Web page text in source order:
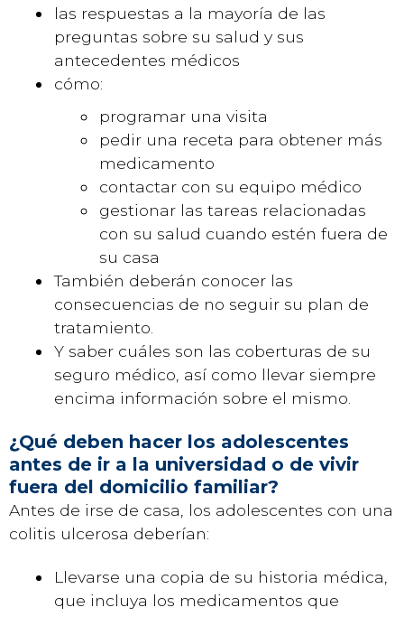
las respuestas a la mayoría de las
preguntas sobre su salud y sus
antecedentes médicos
cómo:
programar una visita
pedir una receta para obtener más
medicamento
contactar con su equipo médico
gestionar las tareas relacionadas
con su salud cuando estén fuera de
su casa
También deberán conocer las
consecuencias de no seguir su plan de
tratamiento.
Y saber cuáles son las coberturas de su
seguro médico, así como llevar siempre
encima información sobre el mismo.
¿Qué deben hacer los adolescentes
antes de ir a la universidad o de vivir
fuera del domicilio familiar?
Antes de irse de casa, los adolescentes con una
colitis ulcerosa deberían:
Llevarse una copia de su historia médica,
que incluya los medicamentos que